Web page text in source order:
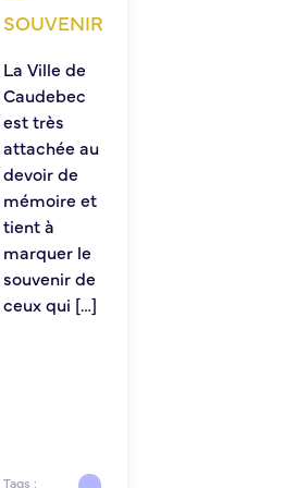
SOUVENIR
La Ville de
Caudebec
est très
attachée au
devoir de
mémoire et
tient à
marquer le
souvenir de
ceux qui […]
Tags :
du Domaine Public
et le jardinage
publics